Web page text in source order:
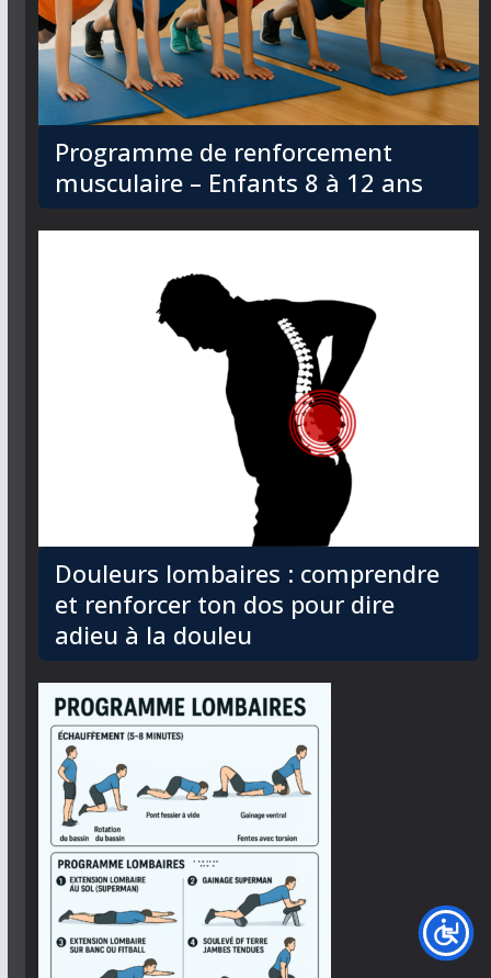
Programme de renforcement
musculaire – Enfants 8 à 12 ans
Douleurs lombaires : comprendre
et renforcer ton dos pour dire
adieu à la douleu